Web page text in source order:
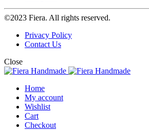
©2023 Fiera. All rights reserved.
Privacy Policy
Contact Us
Close
Home
My account
Wishlist
Cart
Checkout